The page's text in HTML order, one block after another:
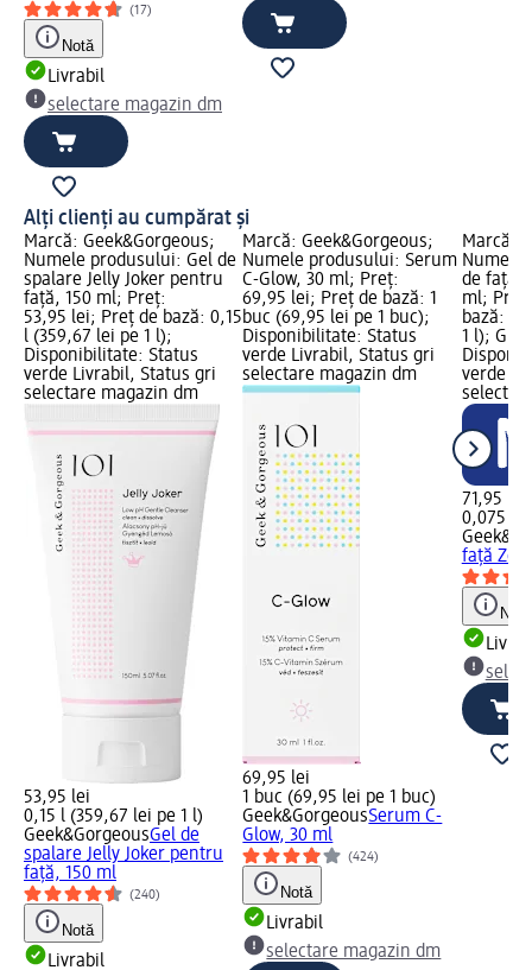
(17)
Notă
Livrabil
selectare magazin dm
Alți clienți au cumpărat și
Marcă: Geek&Gorgeous;
Numele produsului: Gel de
spalare Jelly Joker pentru
față, 150 ml; Preț:
53,95 lei; Preț de bază: 0,15
l (359,67 lei pe 1 l);
Disponibilitate: Status
verde Livrabil, Status gri
selectare magazin dm
53,95 lei
0,15 l (359,67 lei pe 1 l)
Geek&GorgeousGel de
spalare Jelly Joker pentru
față, 150 ml
(240)
Notă
Livrabil
Marcă: Geek&Gorgeous;
Numele produsului: Serum
C-Glow, 30 ml; Preț:
69,95 lei; Preț de bază: 1
buc (69,95 lei pe 1 buc);
Disponibilitate: Status
verde Livrabil, Status gri
selectare magazin dm
69,95 lei
1 buc (69,95 lei pe 1 buc)
Geek&GorgeousSerum C-
Glow, 30 ml
(424)
Notă
Livrabil
selectare magazin dm
Marcă:
Numele
de față
ml;
bază:
1 l);
verde
71,95 lei
0,075 l
față
Notă